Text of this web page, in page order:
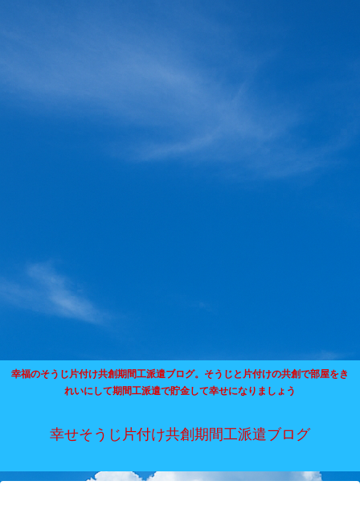
幸福のそうじ片付け共創期間工派遣ブログ。そうじと片付けの共創で部屋をき
れいにして期間工派遣で貯金して幸せになりましょう
幸せそうじ片付け共創期間工派遣ブログ